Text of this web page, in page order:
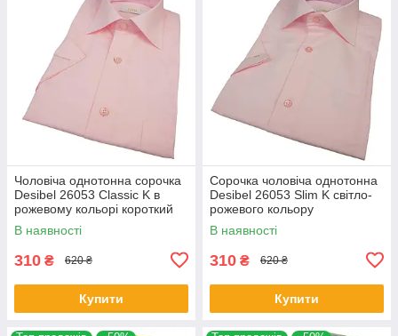
Чоловіча однотонна сорочка
Desibel 26053 Classic K в
рожевому кольорі короткий
рукав
В наявності
310 ₴ 620 ₴
Купити
Сорочка чоловіча однотонна
Desibel 26053 Slim K світло-
рожевого кольору
В наявності
310 ₴ 620 ₴
Купити